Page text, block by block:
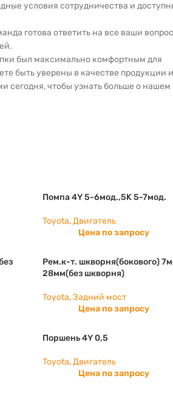
условия сотрудничества и
готова ответить на все ваши
был максимально комфортным для
быть уверены в качестве продукции и
сегодня, чтобы узнать больше о нашем
Помпа 4Y 5-6мод.,5K 5-7мод.
Toyota, Двигатель
Цена по запросу
Рем.к-т. шкворня(бокового)
28мм(без шкворня)
Toyota, Задний мост
Цена по запросу
Поршень 4Y 0,5
Toyota, Двигатель
Цена по запросу